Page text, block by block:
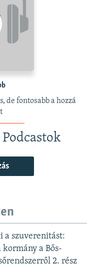
de fontosabb a hozzá
a szuverenitást:
a Bős-
2. rész